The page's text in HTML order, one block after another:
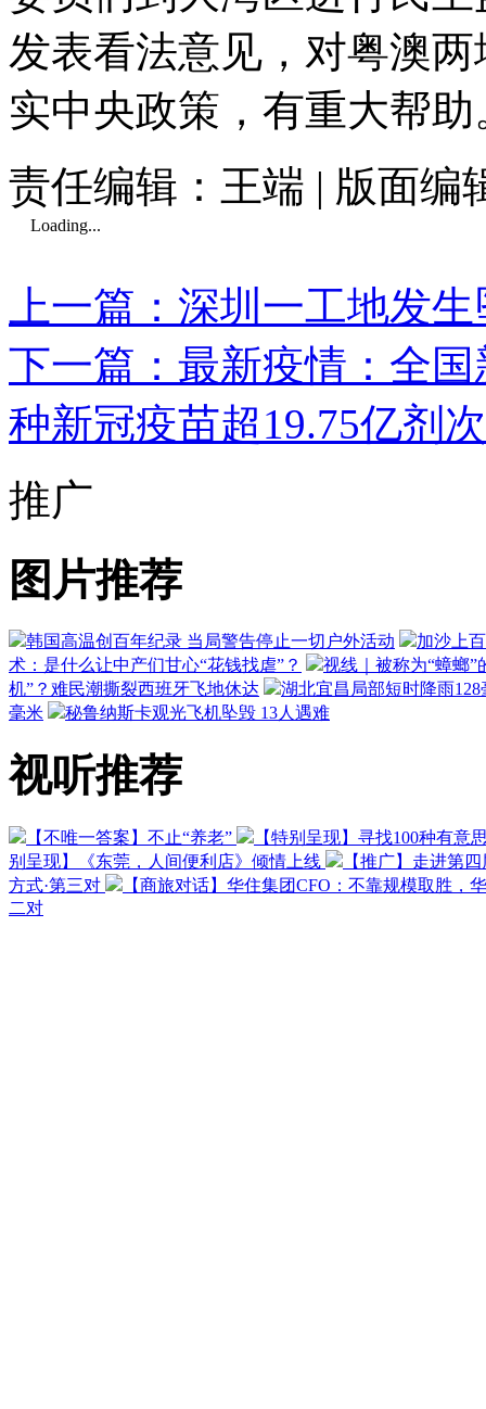
发表看法意见，对粤澳
实中央政策，有重大帮助
责任编辑：王端 | 版面编
Loading...
上一篇：深圳一工地发
下一篇：最新疫情：全
种新冠疫苗超19.75亿剂次
推广
图片推荐
韩国高温创百年纪录 当局警告停止一切户外活动
加沙上
术：是什么让中产们甘心“花钱找虐”？
视线｜被称为“蟑螂
机”？难民潮撕裂西班牙飞地休达
湖北宜昌局部短时降雨
毫米
秘鲁纳斯卡观光飞机坠毁 13人遇难
视听推荐
【不唯一答案】不止“养老”
【特别呈现】寻找100种有意
别呈现】《东莞，人间便利店》倾情上线
【推广】走进第
方式·第三对
【商旅对话】华住集团CFO：不靠规模取胜，
二对